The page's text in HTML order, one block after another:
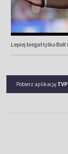
Lepiej biegał tylko
Pobierz aplikację